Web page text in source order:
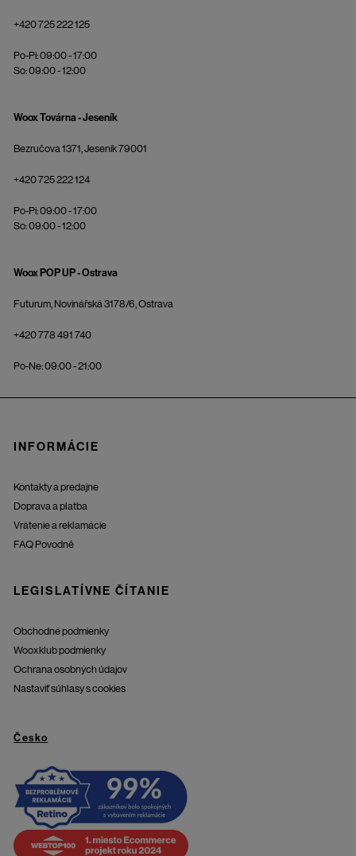
+420 725 222 125
Po-Pi: 09:00 - 17:00
So: 09:00 - 12:00
Woox Továrna - Jeseník
Bezručova 1371, Jeseník 79001
+420 725 222 124
Po-Pi: 09:00 - 17:00
So: 09:00 - 12:00
Woox POP UP - Ostrava
Futurum, Novinářská 3178/6, Ostrava
+420 778 491 740
Po-Ne: 09:00 - 21:00
INFORMÁCIE
Kontakty a predajne
Doprava a platba
Vrátenie a reklamácie
FAQ Povodně
LEGISLATÍVNE ČÍTANIE
Obchodné podmienky
Wooxklub podmienky
Ochrana osobných údajov
Nastaviť súhlasy s cookies
Česko